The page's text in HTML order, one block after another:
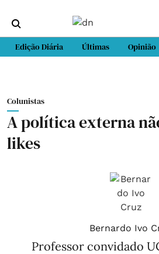
Edição Diária Últimas Opinião
Colunistas
A política externa
likes
Bernardo Ivo
Professor convidado